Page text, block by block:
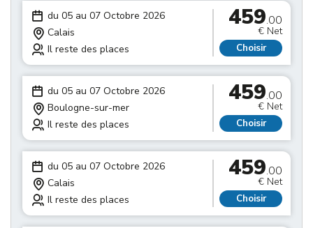
du 05 au 07 Octobre 2026
Calais
Il reste des places
459.00
€ Net
Choisir
du 05 au 07 Octobre 2026
Boulogne-sur-mer
Il reste des places
459.00
€ Net
Choisir
du 05 au 07 Octobre 2026
Calais
Il reste des places
459.00
€ Net
Choisir